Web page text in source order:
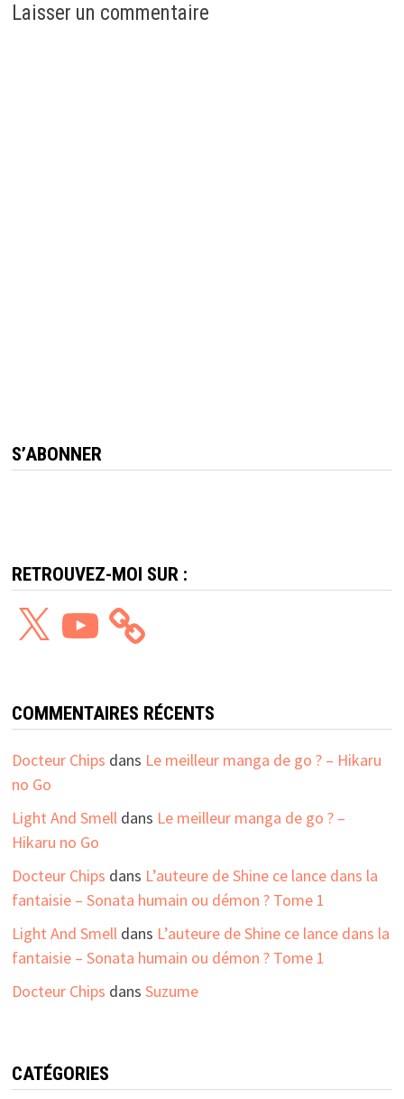
Laisser un commentaire
S’ABONNER
RETROUVEZ-MOI SUR :
YouTube
COMMENTAIRES RÉCENTS
Docteur Chips dans Le meilleur manga de go ? – Hikaru
no Go
Light And Smelldans Le meilleur manga de go ? –
Hikaru no Go
Docteur Chips dans L’auteure de Shine ce lance dans la
fantaisie – Sonata humain ou démon ? Tome 1
Light And Smelldans L’auteure de Shine ce lance dans la
fantaisie – Sonata humain ou démon ? Tome 1
Docteur Chips dans Suzume
CATÉGORIES